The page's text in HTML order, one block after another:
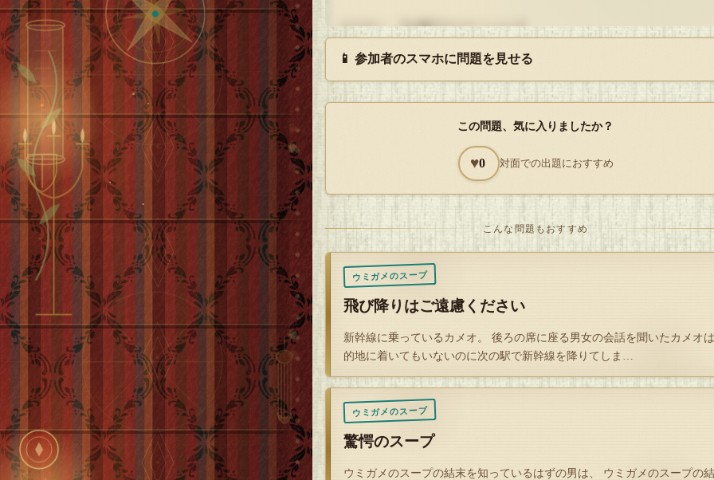
オリオン…【な魔子さんクッション】
tsuna…【香川のシュートを狂わせている何か】
TTR…【シェイカーの蓋】
まぴばゆ…【カピバラ神の壺 税込０円】
とても喜ぶツォン爺さん
喜んで補聴器をつけるツォン爺さん。そして………
他の皆はツォンが耳の悪いことを知っているので小声で悪口や早く死んで
を寄越せなどと話していたのだった
📱 参加者のスマホに問題を見せる
この問題、気に入りましたか？
♥0 対面での出題におすすめ
こんな問題もおすすめ
ウミガメのスープ
飛び降りはご遠慮ください
新幹線に乗っているカメオ。 後ろの席に座る男女の会話を聞いたカメオ
的地に着いてもいないのに次の駅で新幹線を降りてしま…
ウミガメのスープ
驚愕のスープ
ウミガメのスープの結末を知っているはずの男は、 ウミガメのスープの